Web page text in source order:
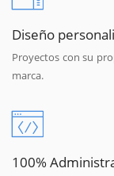
Diseño
Proyectos con su
marca.
100%